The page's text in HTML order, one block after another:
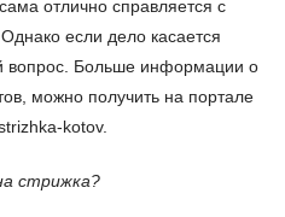
отлично справляется с
если дело касается
вопрос. Больше информации о
можно получить на портале
kotov.
стрижка?